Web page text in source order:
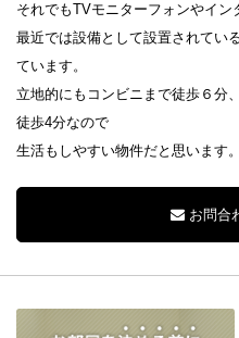
それでもTVモニターフォンやイ
最近では設備として設置されてい
ています。
立地的にもコンビニまで徒歩６分
徒歩4分なので
生活もしやすい物件だと思います。
お問合